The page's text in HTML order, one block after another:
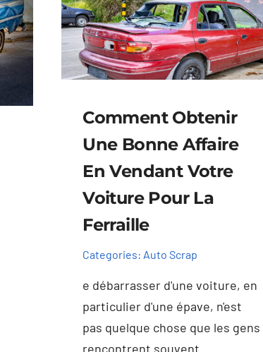
Comment Obtenir
Une Bonne Affaire
En Vendant Votre
Voiture Pour La
Ferraille
Categories: Auto Scrap
e débarrasser d'une voiture, en
particulier d'une épave, n'est
pas quelque chose que les gens
rencontrent souvent..